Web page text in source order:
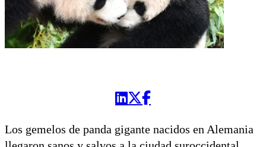
Los gemelos de panda gigante nacidos en Alemania